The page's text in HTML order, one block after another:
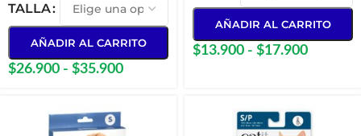
TALLA
AÑADIR AL CARRITO
$26.900 - $35.900
AÑADIR AL CARRITO
$13.900 - $17.900